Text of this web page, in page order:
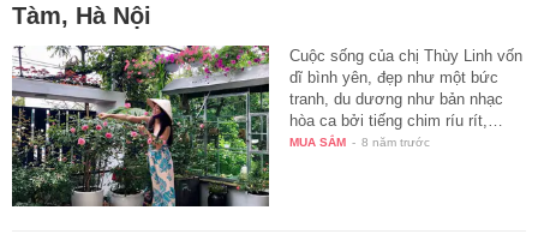
Tàm, Hà Nội
Cuộc sống của chị Thùy Linh vốn
dĩ bình yên, đẹp như một bức
tranh, du dương như bản nhạc
hòa ca bởi tiếng chim ríu rít,…
MUA SẮM - 8 năm trước